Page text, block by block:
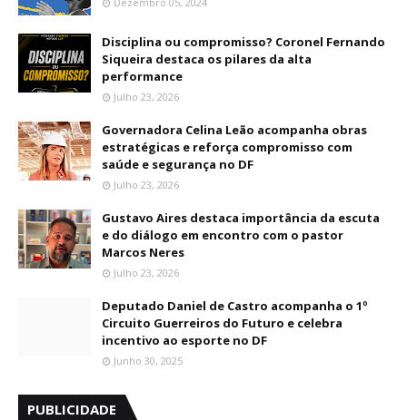
Disciplina ou compromisso? Coronel Fernando
Siqueira destaca os pilares da alta
performance
Julho 23, 2026
Governadora Celina Leão acompanha obras
estratégicas e reforça compromisso com
saúde e segurança no DF
Julho 23, 2026
Gustavo Aires destaca importância da escuta
e do diálogo em encontro com o pastor
Marcos Neres
Julho 23, 2026
Deputado Daniel de Castro acompanha o 1º
Circuito Guerreiros do Futuro e celebra
incentivo ao esporte no DF
Junho 30, 2025
PUBLICIDADE